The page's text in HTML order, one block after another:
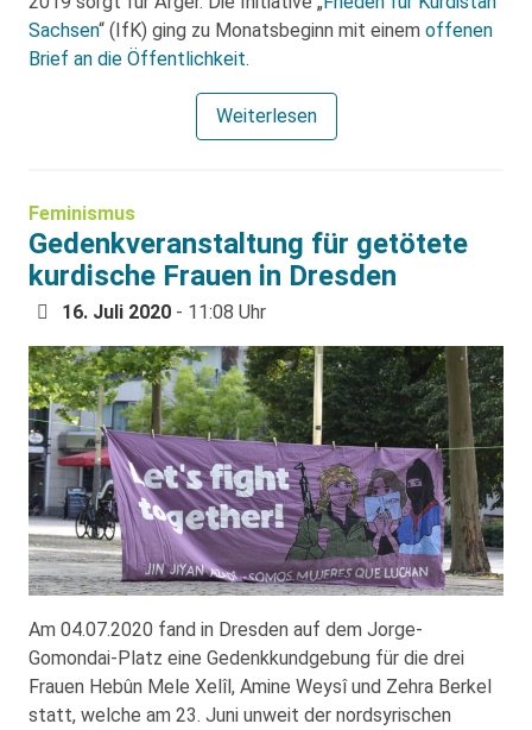
Sachsen“ (IfK) ging zu Monatsbeginn mit einem offenen
Brief an die Öffentlichkeit.
Weiterlesen
Feminismus
Gedenkveranstaltung für getötete
kurdische Frauen in Dresden
16. Juli 2020 - 11:08 Uhr
Am 04.07.2020 fand in Dresden auf dem Jorge-
Gomondai-Platz eine Gedenkkundgebung für die drei
Frauen Hebûn Mele Xelîl, Amine Weysî und Zehra Berkel
statt, welche am 23. Juni unweit der nordsyrischen